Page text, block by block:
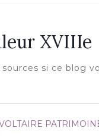
XVIIIe
si ce blog